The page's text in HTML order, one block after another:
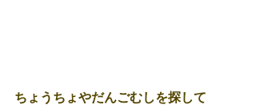
ちょうちょやだんごむしを探して